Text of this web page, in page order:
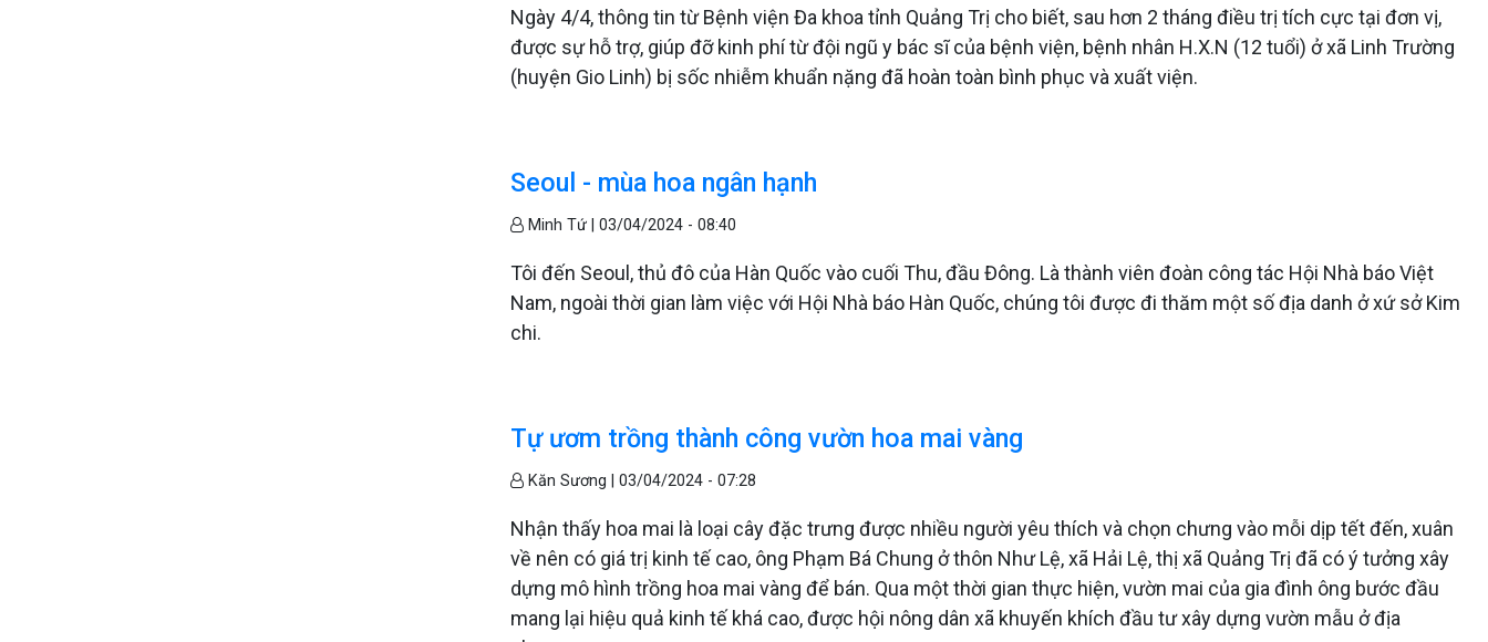
Ngày 4/4, thông tin từ Bệnh viện Đa khoa tỉnh Quảng Trị cho biết, sau hơn 2 tháng điều trị tích cực tại đơn vị,
được sự hỗ trợ, giúp đỡ kinh phí từ đội ngũ y bác sĩ của bệnh viện, bệnh nhân H.X.N (12 tuổi) ở xã Linh Trường
(huyện Gio Linh) bị sốc nhiễm khuẩn nặng đã hoàn toàn bình phục và xuất viện.
Seoul - mùa hoa ngân hạnh
Minh Tứ |03/04/2024 - 08:40
Tôi đến Seoul, thủ đô của Hàn Quốc vào cuối Thu, đầu Đông. Là thành viên đoàn công tác Hội Nhà báo Việt
Nam, ngoài thời gian làm việc với Hội Nhà báo Hàn Quốc, chúng tôi được đi thăm một số địa danh ở xứ sở Kim
chi.
Tự ươm trồng thành công vườn hoa mai vàng
Kăn Sương |03/04/2024 - 07:28
Nhận thấy hoa mai là loại cây đặc trưng được nhiều người yêu thích và chọn chưng vào mỗi dịp tết đến, xuân
về nên có giá trị kinh tế cao, ông Phạm Bá Chung ở thôn Như Lệ, xã Hải Lệ, thị xã Quảng Trị đã có ý tưởng xây
dựng mô hình trồng hoa mai vàng để bán. Qua một thời gian thực hiện, vườn mai của gia đình ông bước đầu
mang lại hiệu quả kinh tế khá cao, được hội nông dân xã khuyến khích đầu tư xây dựng vườn mẫu ở địa